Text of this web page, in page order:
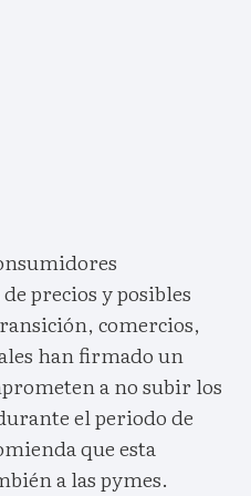
precios y posibles
comercios,
han firmado un
a no subir los
el periodo de
que esta
a las pymes.